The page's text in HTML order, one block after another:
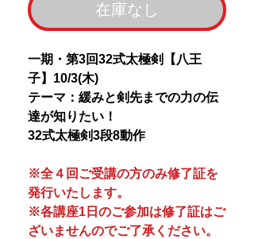
在庫なし
一期・第3回32式太極剣【八王
子】10/3(木)
テーマ：緩みと剣先までの力の伝
達が知りたい！
32式太極剣3段8動作
※全４回ご受講の方のみ修了証を
発行いたします。
※各講座1日のご参加は修了証はご
ざいませんのでご了承ください。